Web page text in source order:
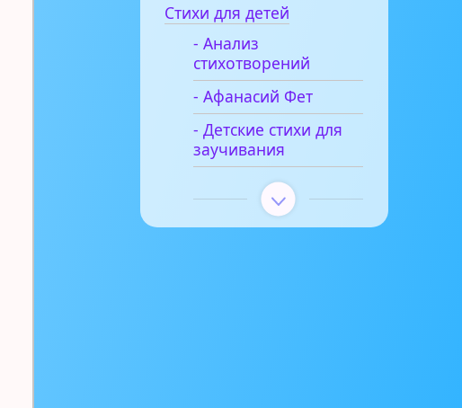
Стихи для детей
- Анализ
стихотворений
- Афанасий Фет
- Детские стихи для
заучивания